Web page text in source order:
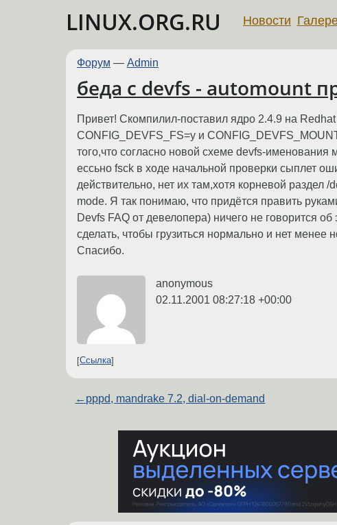
LINUX.ORG.RU Новости
Форум — Admin
беда с devfs - automount
Привет! Скомпилил-поставил ядро 2.4.9 на
CONFIG_DEVFS_FS=y и
того,что согласно новой схеме devfs-именования
ессьно fsck в ходе начальной проверки сыплет
действительно, нет их там,хотя корневой раздел
mode. Я так понимаю, что придётся править
Devfs FAQ от девелопера) ничего не говорится
сделать, чтобы грузиться нормально и нет менее
Спасибо.
anonymous
02.11.2001 08:27:18 +00:00
Ссылка
← pppd, mandrake 7.2, dial-on-demand